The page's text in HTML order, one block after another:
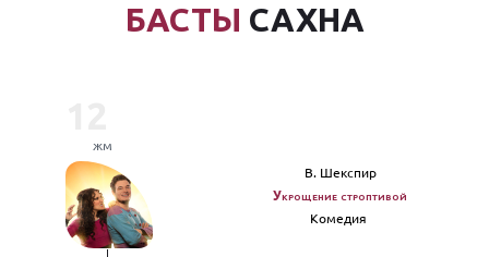
БАСТЫ САХНА
жм
В. Шекспир
Укрощение строптивой
Комедия